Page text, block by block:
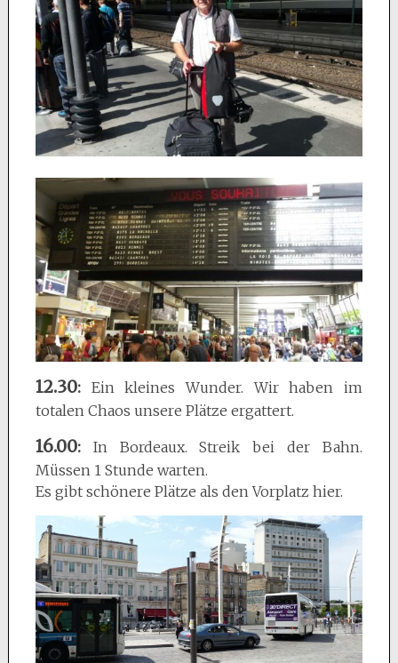
12.30: Ein kleines Wunder. Wir haben im
totalen Chaos unsere Plätze ergattert.
16.00:In Bordeaux. Streik bei der Bahn.
Müssen 1 Stunde warten.
Es gibt schönere Plätze als den Vorplatz hier.